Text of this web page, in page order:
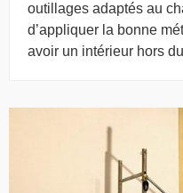
outillages adaptés au
d’appliquer la bonne
avoir un intérieur hors